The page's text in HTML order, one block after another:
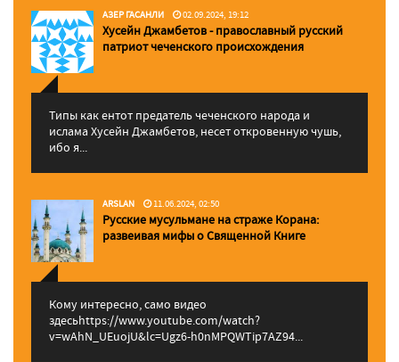
АЗЕР ГАСАНЛИ 02.09.2024, 19:12
Хусейн Джамбетов - православный русский
патриот чеченского происхождения
Типы как ентот предатель чеченского народа и
ислама Хусейн Джамбетов, несет откровенную чушь,
ибо я...
ARSLAN 11.06.2024, 02:50
Русские мусульмане на страже Корана:
pазвеивая мифы о Священной Книге
Кому интересно, само видео
здесьhttps://www.youtube.com/watch?
v=wAhN_UEuojU&lc=Ugz6-h0nMPQWTip7AZ94...